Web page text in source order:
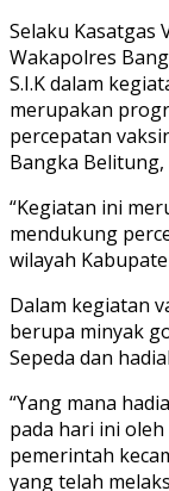
Selaku Kasatgas
Wakapolres
S.I.K dalam
merupakan
percepatan
Bangka
“Kegiatan ini
mendukung
wilayah
Dalam kegiatan
berupa minyak
Sepeda dan
“Yang mana
pada hari ini
pemerintah
yang telah